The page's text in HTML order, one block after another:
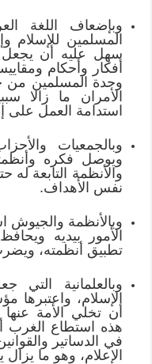
وبإضعاف اللغة
المسلمين للإسلام
سهل عليه أن يجعل
أفكار وأحكام
وحدة المسلمين من
الأمران ما زالا
استدامة العمل على
وبالجمعيات
ويوصل فكره
والأنظمة التابعة له
نفس الأهداف.
وبالأنظمة والجيوش
الأمور بيديه
تطبيق أنظمته،
وبالعلمانية التي
الإسلام، واعتبرها
أن تخلي الأمة عنها
هذه استطاع
في الدساتير
الإعلام، وهو ما يزال